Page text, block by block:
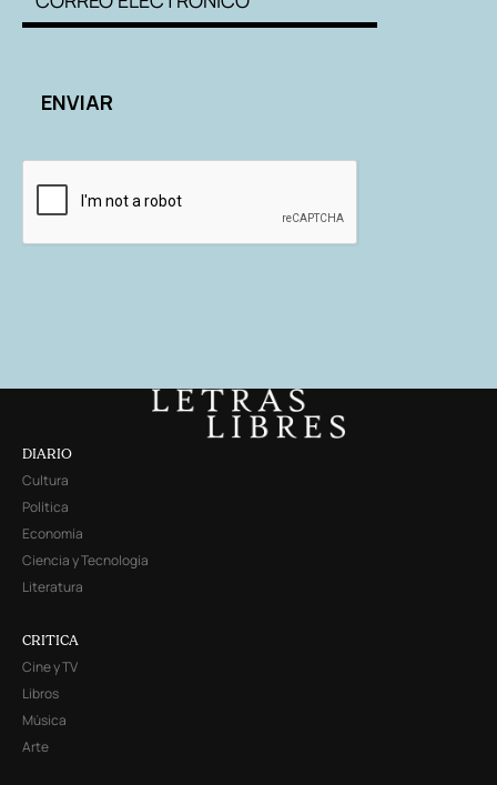
DIARIO
Cultura
Política
Economía
Ciencia y Tecnología
Literatura
CRITICA
Cine y TV
Libros
Música
Arte